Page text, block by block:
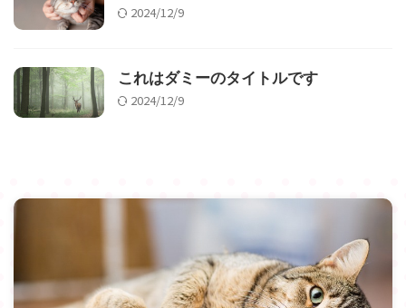
2024/12/9
これはダミーのタイトルです
2024/12/9